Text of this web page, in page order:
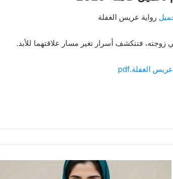
رواية عريس الغفلة
فتنكشف أسرار تغير مسار علاقتهما للأبد.
عريس الغفلة.pdf